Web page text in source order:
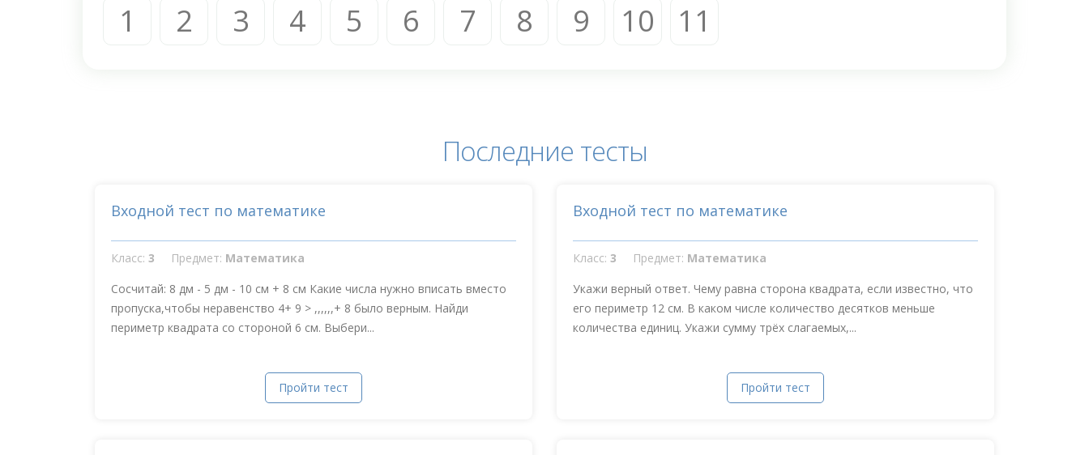
1 2 3 4 5 6 7 8 9 10 11
Последние тесты
Входной тест по математике
Класс: 3 Предмет: Математика
Сосчитай: 8 дм - 5 дм - 10 см + 8 см Какие числа нужно вписать вместо
пропуска,чтобы неравенство 4+ 9 > ,,,,,,+ 8 было верным. Найди
периметр квадрата со стороной 6 см. Выбери...
Пройти тест
Входной тест по математике
Класс: 3 Предмет: Математика
Укажи верный ответ. Чему равна сторона квадрата, если известно, что
его периметр 12 см. В каком числе количество десятков меньше
количества единиц. Укажи сумму трёх слагаемых,...
Пройти тест